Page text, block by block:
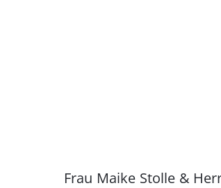
Frau Maike Stolle &